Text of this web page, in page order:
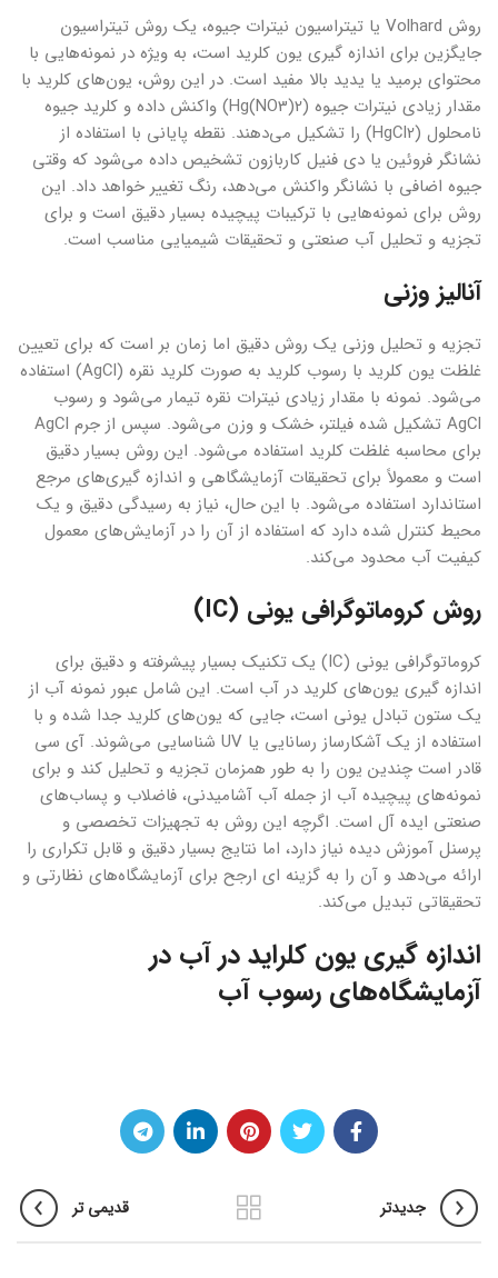
روش Volhard یا تیتراسیون نیترات جیوه، یک روش تیتراسیون
جایگزین برای اندازه گیری یون کلرید است، به ویژه در نمونه‌هایی با
محتوای برمید یا یدید بالا مفید است. در این روش، یون‌های کلرید با
مقدار زیادی نیترات جیوه (Hg(NO3)2) واکنش داده و کلرید جیوه
نامحلول (HgCl2) را تشکیل می‌دهند. نقطه پایانی با استفاده از
نشانگر فروئین یا دی فنیل کاربازون تشخیص داده می‌شود که وقتی
جیوه اضافی با نشانگر واکنش می‌دهد، رنگ تغییر خواهد داد. این
روش برای نمونه‌هایی با ترکیبات پیچیده بسیار دقیق است و برای
تجزیه و تحلیل آب صنعتی و تحقیقات شیمیایی مناسب است.
آنالیز وزنی
تجزیه و تحلیل وزنی یک روش دقیق اما زمان بر است که برای تعیین
غلظت یون کلرید با رسوب کلرید به صورت کلرید نقره (AgCl) استفاده
می‌شود. نمونه با مقدار زیادی نیترات نقره تیمار می‌شود و رسوب
AgCl تشکیل شده فیلتر، خشک و وزن می‌شود. سپس از جرم AgCl
برای محاسبه غلظت کلرید استفاده می‌شود. این روش بسیار دقیق
است و معمولاً برای تحقیقات آزمایشگاهی و اندازه‌‌ گیری‌‌‌های مرجع
استاندارد استفاده می‌شود. با این حال، نیاز به رسیدگی دقیق و یک
محیط کنترل شده دارد که استفاده از آن را در آزمایش‌های معمول
کیفیت آب محدود می‌کند.
روش کروماتوگرافی یونی (IC)
کروماتوگرافی یونی (IC) یک تکنیک بسیار پیشرفته و دقیق برای
اندازه گیری یون‌های کلرید در آب است. این شامل عبور نمونه آب از
یک ستون تبادل یونی است، جایی که یون‌های کلرید جدا شده و با
استفاده از یک آشکارساز رسانایی یا UV شناسایی می‌شوند. آی سی
قادر است چندین یون را به طور همزمان تجزیه و تحلیل کند و برای
نمونه‌های پیچیده آب از جمله آب آشامیدنی، فاضلاب و پساب‌های
صنعتی ایده آل است. اگرچه این روش به تجهیزات تخصصی و
پرسنل آموزش دیده نیاز دارد، اما نتایج بسیار دقیق و قابل تکراری را
ارائه می‌دهد و آن را به گزینه ای ارجح برای آزمایشگاه‌های نظارتی و
تحقیقاتی تبدیل می‌کند.
اندازه گیری یون کلراید در آب در
آزمایشگاه‌‌‌های رسوب آب
جدیدتر قدیمی تر